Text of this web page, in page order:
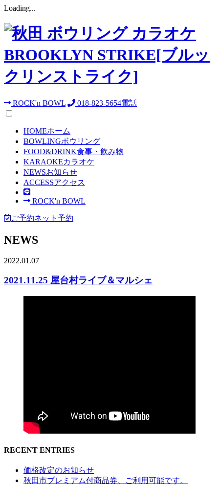
Loading...
ROCK'n BOWL 018-823-5654電話
HOMEホーム
BOWLINGボウリング
FOOD&DRINK食事・飲み物
KARAOKEカラオケ
NEWSお知らせ
ACCESSアクセス
ROCK'n BOWL
ご予約ネット予約
NEWS
2022.01.07
2021.11.25 屋台村ライブ＆マルシェ
RECENT ENTRIES
価格改定のお知らせ
秋田市プレミアム付商品券、ご利用可能です。